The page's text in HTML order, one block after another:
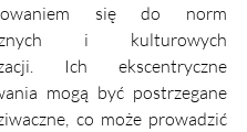
się do norm
i kulturowych
Ich ekscentryczne
mogą być postrzegane
co może prowadzić